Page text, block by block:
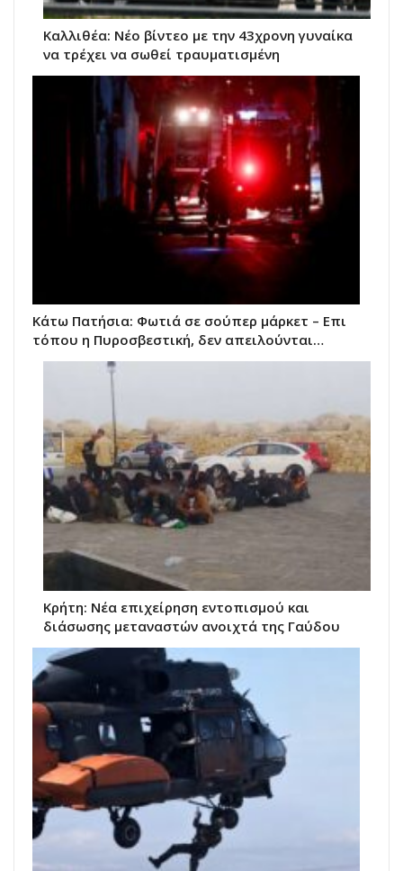
Kαλλιθέα: Νέο βίντεο με την 43χρονη γυναίκα
να τρέχει να σωθεί τραυματισμένη
Κάτω Πατήσια: Φωτιά σε σούπερ μάρκετ – Επι
τόπου η Πυροσβεστική, δεν απειλούνται…
Κρήτη: Νέα επιχείρηση εντοπισμού και
διάσωσης μεταναστών ανοιχτά της Γαύδου